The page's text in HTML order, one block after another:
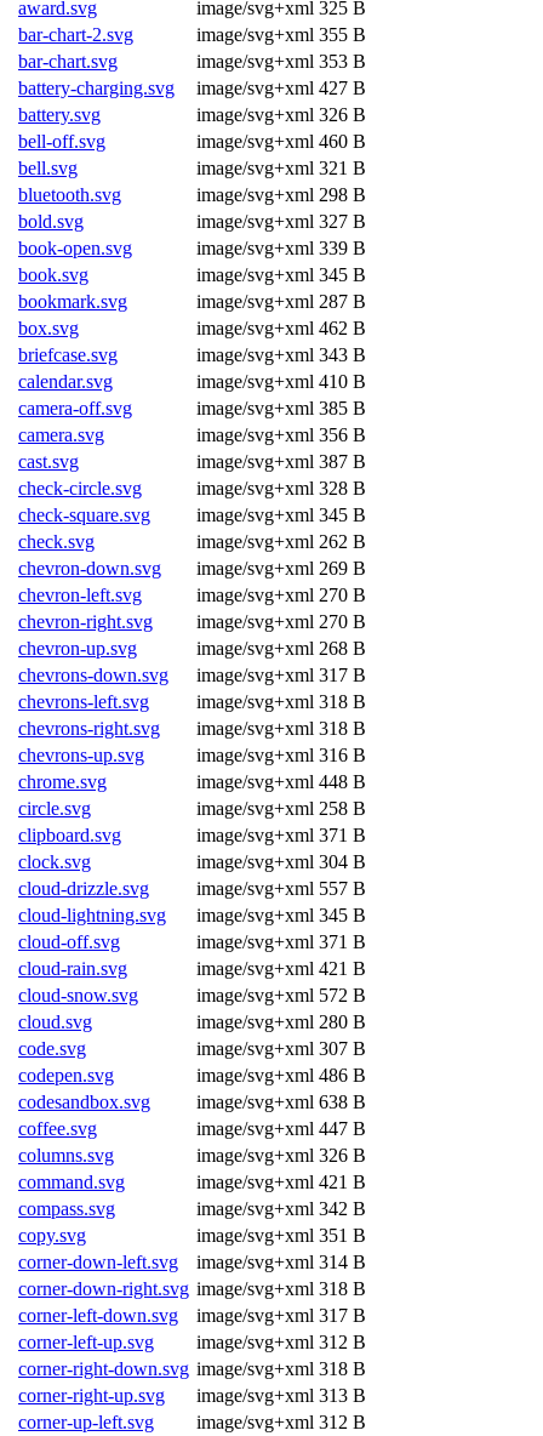
award.svg image/svg+xml 325 B
bar-chart-2.svg
image/svg+xml 355 B
bar-chart.svg
image/svg+xml 353 B
battery-charging.svg
image/svg+xml 427 B
battery.svg
image/svg+xml 326 B
bell-off.svg
image/svg+xml 460 B
bell.svg
image/svg+xml 321 B
bluetooth.svg
image/svg+xml 298 B
bold.svg
image/svg+xml 327 B
book-open.svg
image/svg+xml 339 B
book.svg
image/svg+xml 345 B
bookmark.svg
image/svg+xml 287 B
box.svg
image/svg+xml 462 B
briefcase.svg
image/svg+xml 343 B
calendar.svg
image/svg+xml 410 B
camera-off.svg
image/svg+xml 385 B
camera.svg
image/svg+xml 356 B
cast.svg
image/svg+xml 387 B
check-circle.svg
image/svg+xml 328 B
check-square.svg
image/svg+xml 345 B
check.svg
image/svg+xml 262 B
chevron-down.svg
image/svg+xml 269 B
chevron-left.svg
image/svg+xml 270 B
chevron-right.svg
image/svg+xml 270 B
chevron-up.svg
image/svg+xml 268 B
chevrons-down.svg
image/svg+xml 317 B
chevrons-left.svg
image/svg+xml 318 B
chevrons-right.svg
image/svg+xml 318 B
chevrons-up.svg
image/svg+xml 316 B
chrome.svg
image/svg+xml 448 B
circle.svg
image/svg+xml 258 B
clipboard.svg
image/svg+xml 371 B
clock.svg
image/svg+xml 304 B
cloud-drizzle.svg
image/svg+xml 557 B
cloud-lightning.svg
image/svg+xml 345 B
cloud-off.svg
image/svg+xml 371 B
cloud-rain.svg
image/svg+xml 421 B
cloud-snow.svg
image/svg+xml 572 B
cloud.svg
image/svg+xml 280 B
code.svg
image/svg+xml 307 B
codepen.svg
image/svg+xml 486 B
codesandbox.svg
image/svg+xml 638 B
coffee.svg
image/svg+xml 447 B
columns.svg
image/svg+xml 326 B
command.svg
image/svg+xml 421 B
compass.svg
image/svg+xml 342 B
copy.svg
image/svg+xml 351 B
corner-down-left.svg
image/svg+xml 314 B
corner-down-right.svg image/svg+xml 318 B
corner-left-down.svg
image/svg+xml 317 B
corner-left-up.svg
image/svg+xml 312 B
corner-right-down.svg image/svg+xml 318 B
corner-right-up.svg
image/svg+xml 313 B
corner-up-left.svg
image/svg+xml 312 B